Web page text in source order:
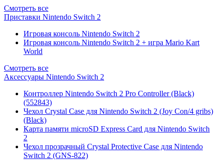
Смотреть все
Приставки Nintendo Switch 2
Игровая консоль Nintendo Switch 2
Игровая консоль Nintendo Switch 2 + игра Mario Kart
World
Смотреть все
Аксессуары Nintendo Switch 2
Контроллер Nintendo Switch 2 Pro Controller (Black)
(552843)
Чехол Сrystal Сase для Nintendo Switch 2 (Joy Con/4 gribs)
(Black)
Карта памяти microSD Express Card для Nintendo Switch
2
Чехол прозрачный Crystal Protective Case для Nintendo
Switch 2 (GNS-822)